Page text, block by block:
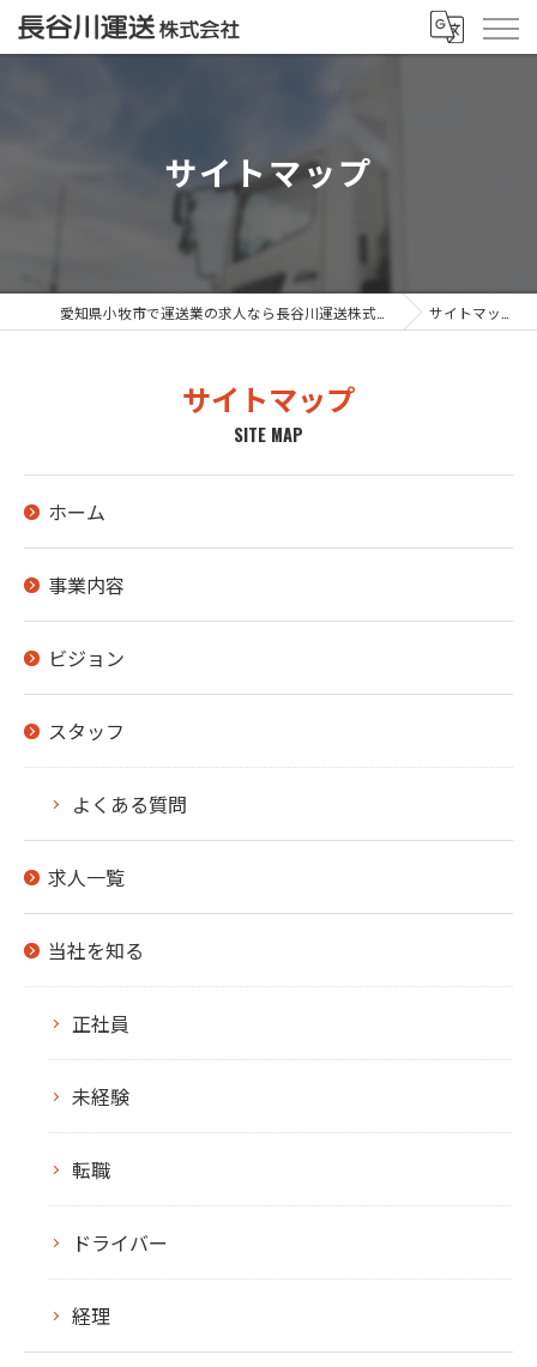
サイトマップ
サイトマップ
SITE MAP
サイトマップ
ホーム
事業内容
ビジョン
スタッフ
よくある質問
求人一覧
当社を知る
正社員
未経験
転職
ドライバー
経理